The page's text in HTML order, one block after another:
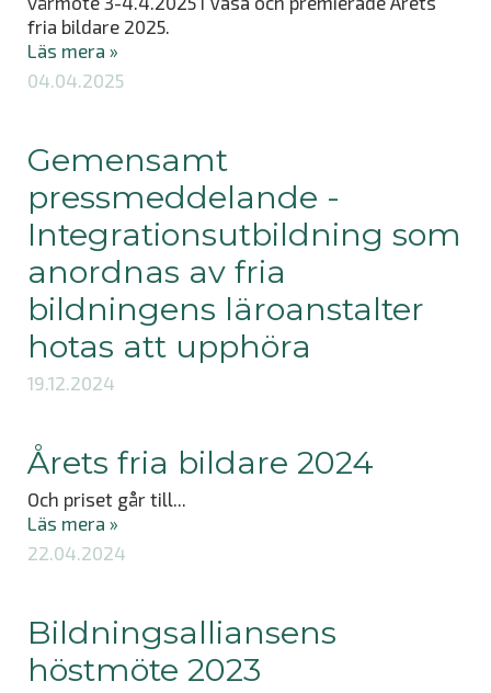
fria bildare 2025.
Läs mera »
04.04.2025
Gemensamt
pressmeddelande -
Integrationsutbildning som
anordnas av fria
bildningens läroanstalter
hotas att upphöra
19.12.2024
Årets fria bildare 2024
Och priset går till...
Läs mera »
22.04.2024
Bildningsalliansens
höstmöte 2023